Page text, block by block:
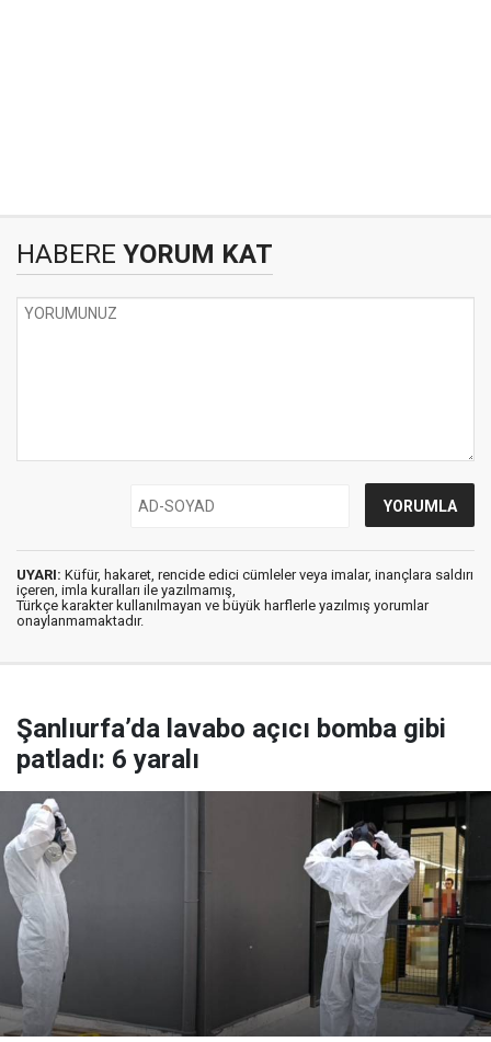
HABERE YORUM KAT
UYARI: Küfür, hakaret, rencide edici cümleler veya imalar, inançlara saldırı
içeren, imla kuralları ile yazılmamış,
Türkçe karakter kullanılmayan ve büyük harflerle yazılmış yorumlar
onaylanmamaktadır.
Şanlıurfa’da lavabo açıcı bomba gibi
patladı: 6 yaralı